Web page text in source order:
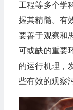
工程等多个学
握其精髓。有
要善于观察和
可或缺的重要
的运行机理，
些有效的观察